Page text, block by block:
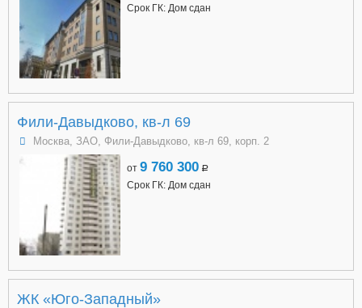
Срок ГК: Дом сдан
Фили-Давыдково, кв-л 69
Москва, ЗАО, Фили-Давыдково, кв-л 69, корп. 2
от 9 760 300 a
Срок ГК: Дом сдан
ЖК «Юго-Западный»